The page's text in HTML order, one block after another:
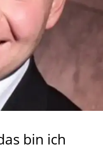
bin ich